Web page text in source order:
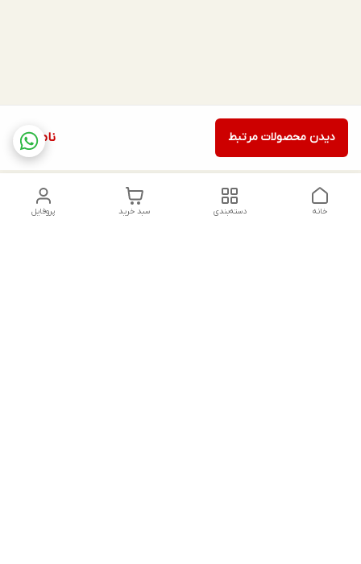
ناموجود دیدن محصولات مرتبط
پروفایل سبد خرید دسته‌بندی خانه